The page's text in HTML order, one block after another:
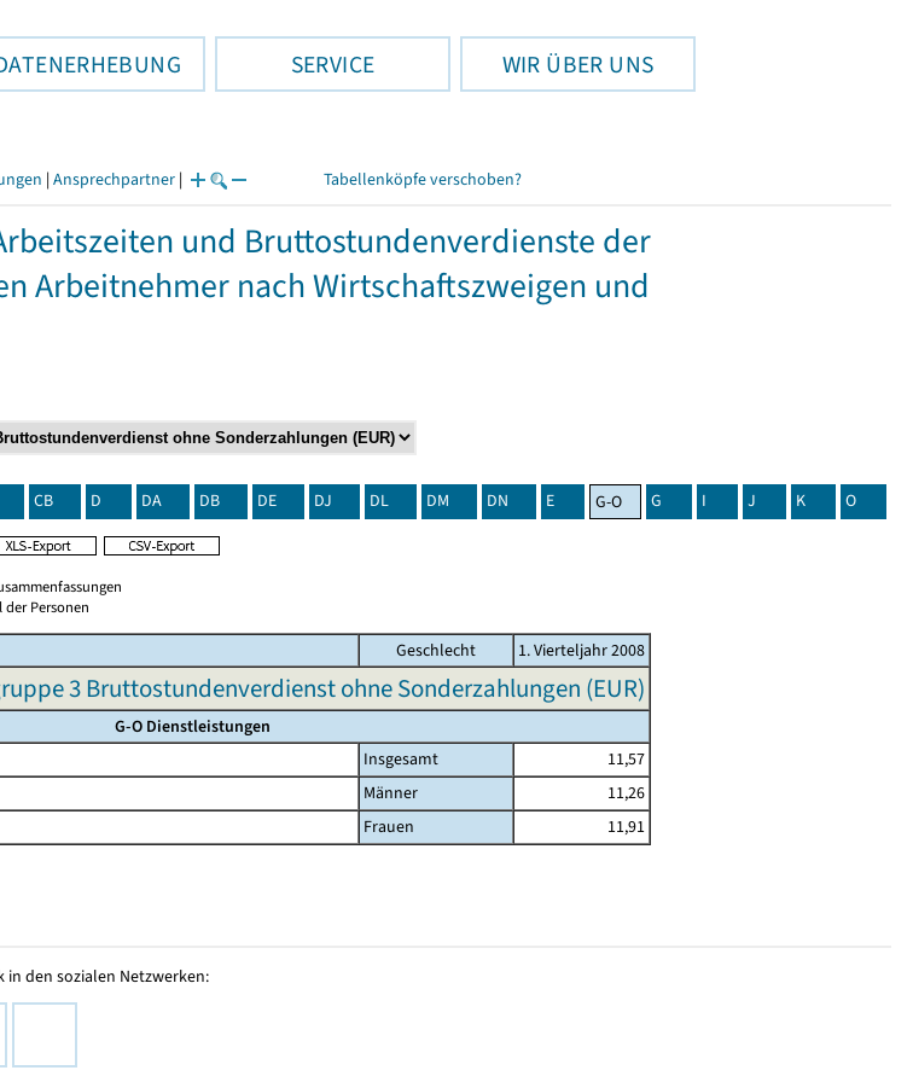
SERVICE WIR ÜBER UNS
| Ansprechpartner | Tabellenköpfe verschoben?
und Bruttostundenverdienste der
Arbeitnehmer nach Wirtschaftszweigen und
CB D DA DB DE DJ DL DM DN E G-O G I J K O
Personen
Geschlecht 1. Vierteljahr 2008
3 Bruttostundenverdienst ohne Sonderzahlungen (EUR)
G-O Dienstleistungen
Insgesamt
11,57
Männer
11,26
Frauen
11,91
in den sozialen Netzwerken: